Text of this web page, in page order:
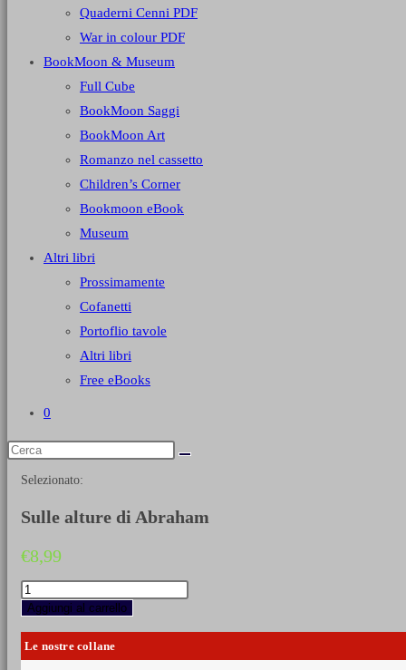
Quaderni Cenni PDF
War in colour PDF
BookMoon & Museum
Full Cube
BookMoon Saggi
BookMoon Art
Romanzo nel cassetto
Children’s Corner
Bookmoon eBook
Museum
Altri libri
Prossimamente
Cofanetti
Portoflio tavole
Altri libri
Free eBooks
0
Selezionato:
Sulle alture di Abraham
€8,99
Sulle
alture
di
Abraham
quantità
Aggiungi al carrello
Le nostre collane